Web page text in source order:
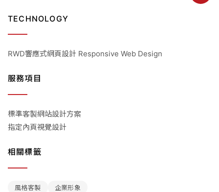
TECHNOLOGY
RWD響應式網頁設計 Responsive Web Design
服務項目
標準客製網站設計方案
指定內頁視覺設計
相關標籤
風格客製 企業形象